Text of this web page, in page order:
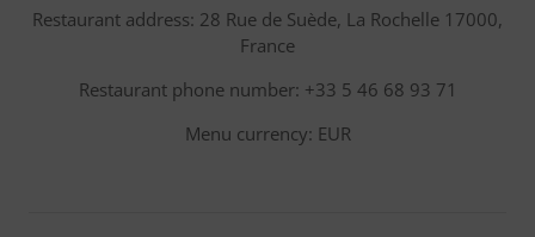
Restaurant address: 28 Rue de Suède, La Rochelle 17000,
France
Restaurant phone number: +33 5 46 68 93 71
Menu currency: EUR